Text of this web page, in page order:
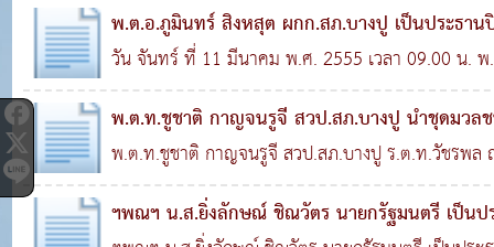
การป้องกันอาชญ..
พ.ต.อ.ภูมินทร์ สิงหสุต ผกก.สภ.บางปู เป็นประธาน
0 4,471
วัน จันทร์ ที่ 11 มีนาคม พ.ศ. 2555 เวลา 09.00 น.
ผกก.สภ.บางปู เป็นประธานปิด..
พ.ต.ท.ชูชาติ กาญจนรูจี สวป.สภ.บางปู นำชุดมวล
0 3,966
พ.ต.ท.ชูชาติ กาญจนรูจี สวป.สภ.บางปู ร.ต.ท.วัชรพล
สวป.สภ.บางปู นำชุดมวลชนตรวจปัสสาวะ ..
ฯพณฯ น.ส.ยิ่งลักษณ์ ชิณวัตร นายกรัฐมนตรี เป็นป